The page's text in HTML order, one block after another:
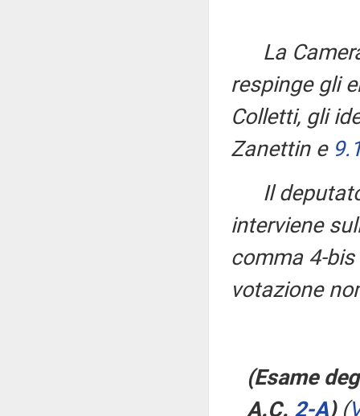
La
respinge gli
Colletti, gli
Zanettin e
Il
interviene
comma 4-bis
votazione
(Esame
A.C. 2-A​) (